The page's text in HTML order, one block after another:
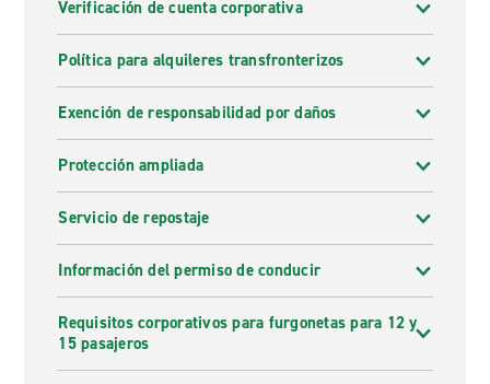
Verificación de cuenta corporativa
Política para alquileres transfronterizos
Exención de responsabilidad por daños
Protección ampliada
Servicio de repostaje
Información del permiso de conducir
Requisitos corporativos para furgonetas para 12 y
15 pasajeros